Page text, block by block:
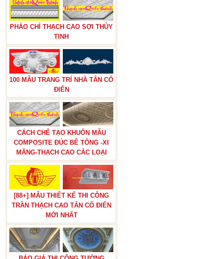
PHÀO CHỈ THẠCH CAO SỢI THỦY
TINH
100 MẪU TRANG TRÍ NHÀ TÂN CỔ
ĐIỂN
CÁCH CHẾ TẠO KHUÔN MẪU
COMPOSITE ĐÚC BÊ TÔNG -XI
MĂNG-THẠCH CAO CÁC LOẠI
[88+] MẪU THIẾT KẾ THI CÔNG
TRẦN THẠCH CAO TÂN CỔ ĐIỂN
MỚI NHẤT